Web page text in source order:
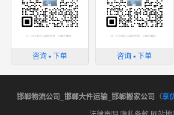
咨询 ▪ 下单 咨询 ▪ 下单
邯郸物流公司_邯郸大件运输_邯郸搬家公司 （享